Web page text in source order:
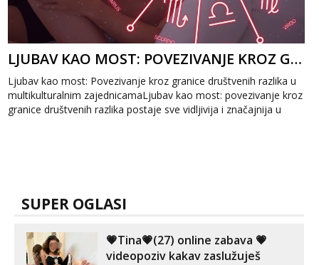
LJUBAV KAO MOST: POVEZIVANJE KROZ GRANICE DRUŠTVENIH RAZLIKA
Ljubav kao most: Povezivanje kroz granice društvenih razlika u
multikulturalnim zajednicamaLjubav kao most: povezivanje kroz
granice društvenih razlika postaje sve vidljivija i značajnija u
SUPER OGLASI
💗Tina💗(27) online zabava 💗
videopoziv kakav zaslužuješ